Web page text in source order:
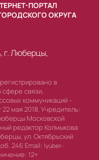
ПОРТАЛ
ОКРУГА
г. Люберцы,
в
связи,
коммуникаций -
мая 2018. Учредитель:
Московской
редактор Колмыкова
ул. Октябрьский
246 Email: lyuber-
12+